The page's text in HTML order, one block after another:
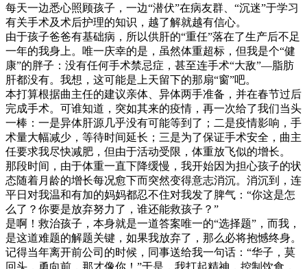
每天一边悉心照顾孩子，一边“潜伏”在病友群、“沉迷”于学习
有关手术及术后护理的知识，越了解就越有信心。
由于孩子爸爸有基础病，所以供肝的“重任”落在了生产后不足
一年的我身上。唯一庆幸的是，虽然体重超标，但我是个“健
康”的胖子：没有任何手术禁忌症，甚至连手术“大敌”—脂肪
肝都没有。我想，这可能是上天留下的那扇“窗”吧。
本打算根据曲主任的建议亲体、异体两手准备，并在春节过后
完成手术。可谁知道，突如其来的疫情，再一次给了我们当头
一棒：一是异体肝源几乎没有可能等到了；二是疫情影响，手
术量大幅减少，等待时间延长；三是为了保证手术安全，曲主
任要求我尽快减肥，但由于活动受限，体重放飞似的增长。
那段时间，由于体重一直下降缓慢，我开始因为担心孩子的状
态随着月龄的增长每况愈下而突然变得意志消沉。消沉到，连
平日对我温和有加的妈妈都忍不住对我发了脾气：“你这是怎
么了？你要是放弃努力了，谁还能救孩子？”
是啊！救治孩子，本身就是一道答案唯一的“选择题”，而我，
是这道难题的解题关键，如果我放弃了，那么必将抱憾终身。
记得当年离开前公司的时候，同事送给我一句话：“华子，莫
回头，勇向前，那才像你！”于是，我打起精神，控制饮食，